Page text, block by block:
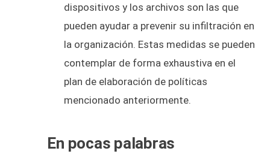
dispositivos y los archivos son las que
pueden ayudar a prevenir su infiltración en
la organización. Estas medidas se pueden
contemplar de forma exhaustiva en el
plan de elaboración de políticas
mencionado anteriormente.
En pocas palabras